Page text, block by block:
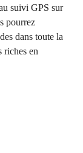
suivi GPS sur
pourrez
dans toute la
riches en